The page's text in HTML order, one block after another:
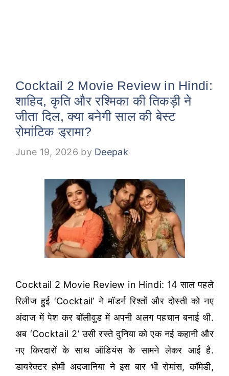
Cocktail 2 Movie Review in Hindi:
शाहिद, कृति और रश्मिका की तिकड़ी ने
जीता दिल, क्या बनेगी साल की बेस्ट
रोमांटिक ड्रामा?
June 19, 2026 by Deepak
Cocktail 2 Movie Review in Hindi: 14 साल पहले
रिलीज हुई ‘Cocktail’ ने मॉडर्न रिश्तों और दोस्ती को नए
अंदाज में पेश कर बॉलीवुड में अपनी अलग पहचान बनाई थी.
अब ‘Cocktail 2’ उसी रस्ते दुनिया को एक नई कहानी और
नए किरदारों के साथ ऑडियंस के सामने लेकर आई है.
डायरेक्टर होमी अदजानिया ने इस बार भी रोमांस, कॉमेडी,